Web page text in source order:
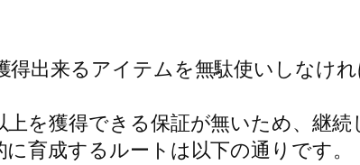
出来るアイテムを無駄使いしなけ
を獲得できる保証が無いため、継続
育成するルートは以下の通りです。